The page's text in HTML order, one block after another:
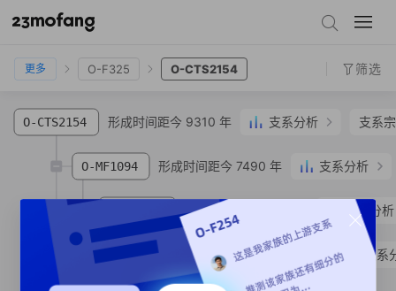
O-CTS4598
更多 O-F325 O-CTS2154 筛选
O-CTS2154 形成时间距今 9310 年 支系分析 支系
O-MF1094 形成时间距今 7490 年 支系分析
形成时间距今 1820 年 支系分析
O-MF8497 形成时间距今 810 年 支系